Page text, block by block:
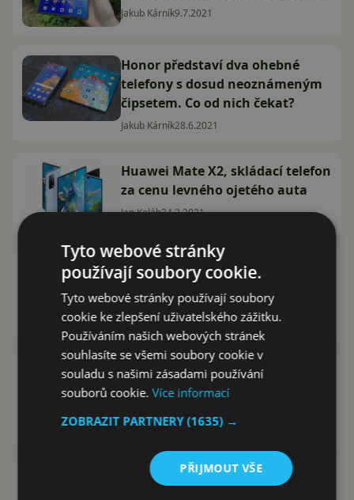
Jakub Kárník9.7.2021
Honor představí dva ohebné
telefony s dosud neoznámeným
čipsetem. Co od nich čekat?
Jakub Kárník28.6.2021
Huawei Mate X2, skládací telefon
za cenu levného ojetého auta
Jan Kaláb24.2.2021
Patent dalšího ohebného Huawei
telefonu nápadně připomíná
nový Z Fold
Marek Houser27.9.2020
Co dál chystá Huawei u
ohebných telefonů? Naznačuje
10.8.2020
Ohebný displej se 120Hz
Tyto webové stránky
používají soubory cookie.
Tyto webové stránky používají soubory
cookie ke zlepšení uživatelského zážitku.
Používáním našich webových stránek
souhlasíte se všemi soubory cookie v
souladu s našimi zásadami používání
souborů cookie.Více informací
ZOBRAZIT PARTNERY(1635) →
PŘIJMOUT VŠE